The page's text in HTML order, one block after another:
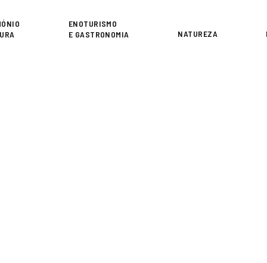
ENOTURISMO
E GASTRONOMIA
NATUREZA